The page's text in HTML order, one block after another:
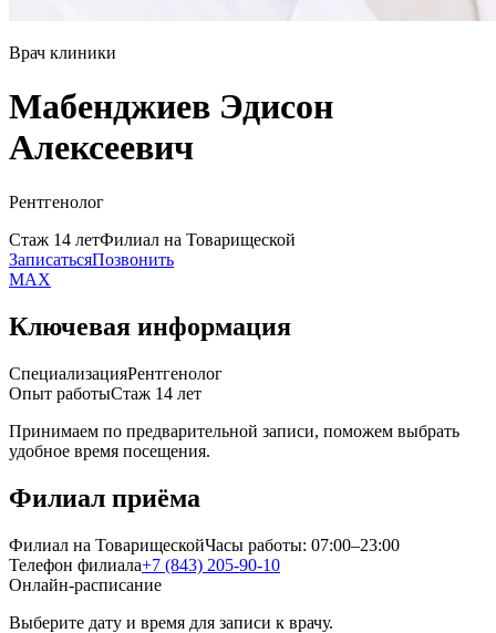
Врач клиники
Мабенджиев Эдисон
Алексеевич
Рентгенолог
Стаж 14 летФилиал на Товарищеской
ЗаписатьсяПозвонить
MAX
Ключевая информация
СпециализацияРентгенолог
Опыт работыСтаж 14 лет
Принимаем по предварительной записи, поможем выбрать
удобное время посещения.
Филиал приёма
Филиал на ТоварищескойЧасы работы: 07:00–23:00
Телефон филиала+7 (843) 205-90-10
Онлайн-расписание
Выберите дату и время для записи к врачу.